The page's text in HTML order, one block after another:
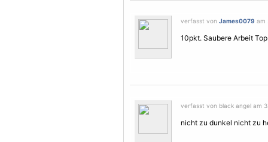
verfasst von James0079 am
10pkt. Saubere Arbeit
verfasst von black angel am
nicht zu dunkel nicht zu